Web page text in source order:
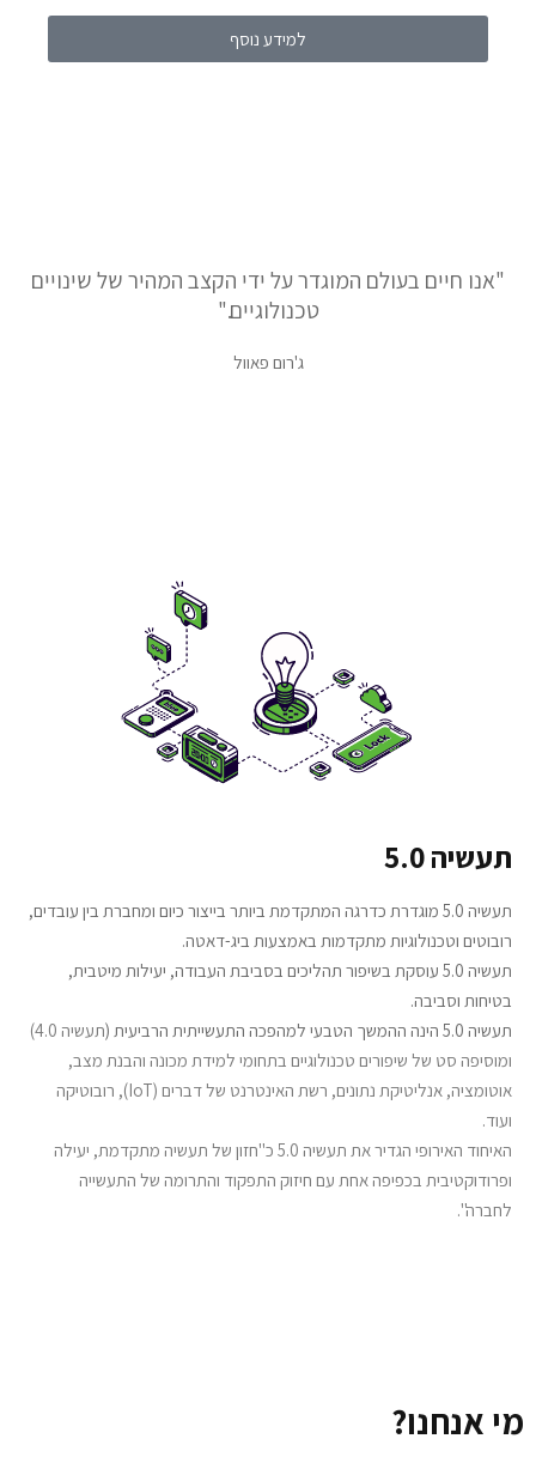
למידע נוסף
"אנו חיים בעולם המוגדר על ידי הקצב המהיר של שינויים
טכנולוגיים."
ג'רום פאוול
תעשיה 5.0
תעשיה 5.0 מוגדרת כדרגה המתקדמת ביותר בייצור כיום ומחברת בין עובדים,
רובוטים וטכנולוגיות מתקדמות באמצעות ביג-דאטה.
תעשיה 5.0 עוסקת בשיפור תהליכים בסביבת העבודה, יעילות מיטבית,
בטיחות וסביבה.
תעשיה 5.0 הינה ההמשך הטבעי למהפכה התעשייתית הרביעית (
תעשיה 4.0
)
ומוסיפה סט של שיפורים טכנולוגיים בתחומי למידת מכונה והבנת מצב,
אוטומציה, אנליטיקת נתונים, רשת האינטרנט של דברים (IoT), רובוטיקה
ועוד.
האיחוד האירופי הגדיר את תעשיה 5.0
כ"חזון של תעשיה מתקדמת, יעילה
ופרודוקטיבית בכפיפה אחת עם חיזוק התפקוד והתרומה של התעשייה
לחברה".
מי אנחנו?